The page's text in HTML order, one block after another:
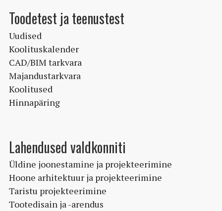
Toodetest ja teenustest
Uudised
Koolituskalender
CAD/BIM tarkvara
Majandustarkvara
Koolitused
Hinnapäring
Lahendused valdkonniti
Üldine joonestamine ja projekteerimine
Hoone arhitektuur ja projekteerimine
Taristu projekteerimine
Tootedisain ja -arendus